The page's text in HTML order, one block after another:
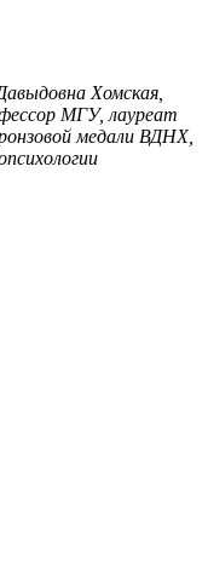
Хомская,
МГУ, лауреат
медали ВДНХ,